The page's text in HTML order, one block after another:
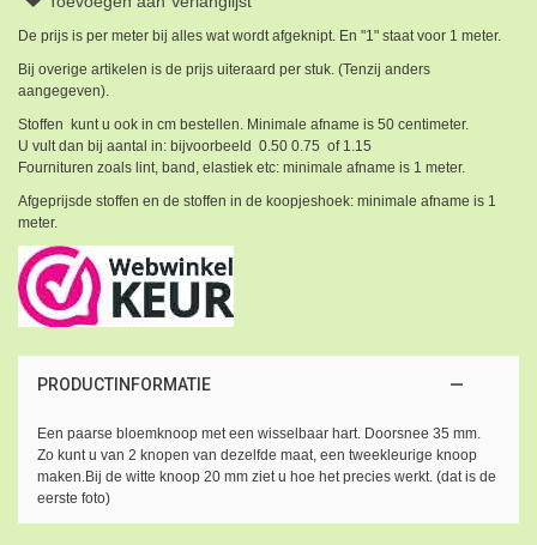
De prijs is per meter bij alles wat wordt afgeknipt. En "1" staat voor 1 meter.
Bij overige artikelen is de prijs uiteraard per stuk. (Tenzij anders
aangegeven).
Stoffen kunt u ook in cm bestellen. Minimale afname is 50 centimeter.
U vult dan bij aantal in: bijvoorbeeld 0.50 0.75 of 1.15
Fournituren zoals lint, band, elastiek etc: minimale afname is 1 meter.
Afgeprijsde stoffen en de stoffen in de koopjeshoek: minimale afname is 1
meter.
PRODUCTINFORMATIE
Een paarse bloemknoop met een wisselbaar hart. Doorsnee 35 mm.
Zo kunt u van 2 knopen van dezelfde maat, een tweekleurige knoop
maken.Bij de witte knoop 20 mm ziet u hoe het precies werkt. (dat is de
eerste foto)